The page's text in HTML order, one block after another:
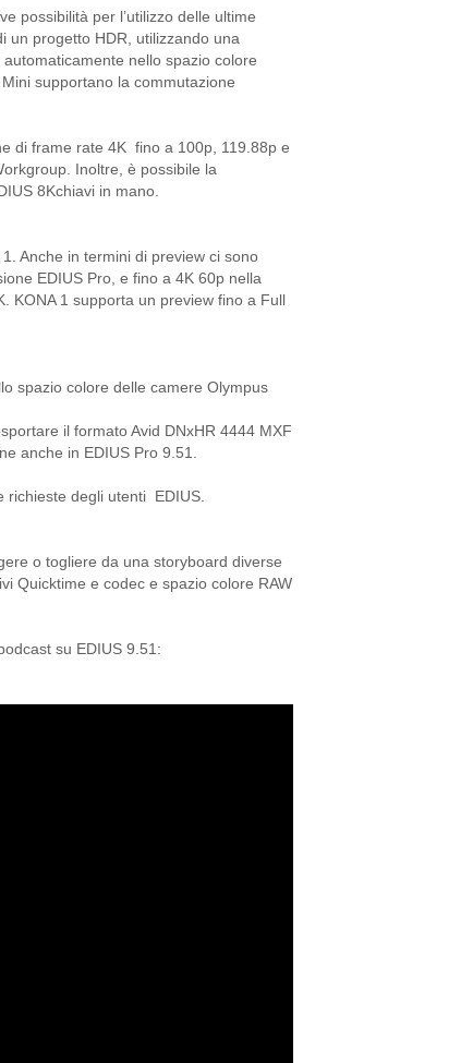
possibilità per l’utilizzo delle ultime
un progetto HDR, utilizzando una
nello spazio colore
supportano la commutazione
di frame rate 4K fino a 100p, 119.88p e
Inoltre, è possibile la
8Kchiavi in mano.
Anche in termini di preview ci sono
EDIUS Pro, e fino a 4K 60p nella
1 supporta un preview fino a Full
spazio colore delle camere Olympus
il formato Avid DNxHR 4444 MXF
anche in EDIUS Pro 9.51.
richieste degli utenti EDIUS.
o togliere da una storyboard diverse
Quicktime e codec e spazio colore RAW
su EDIUS 9.51: